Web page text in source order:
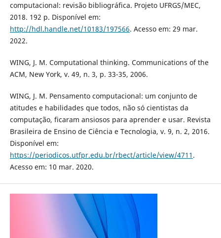
computacional: revisão bibliográfica. Projeto UFRGS/MEC,
2018. 192 p. Disponível em:
http://hdl.handle.net/10183/197566. Acesso em: 29 mar.
2022.
WING, J. M. Computational thinking. Communications of the
ACM, New York, v. 49, n. 3, p. 33-35, 2006.
WING, J. M. Pensamento computacional: um conjunto de
atitudes e habilidades que todos, não só cientistas da
computação, ficaram ansiosos para aprender e usar. Revista
Brasileira de Ensino de Ciência e Tecnologia, v. 9, n. 2, 2016.
Disponível em:
https://periodicos.utfpr.edu.br/rbect/article/view/4711 .
Acesso em: 10 mar. 2020.